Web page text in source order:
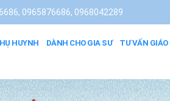
0965876686, 0968042289
HUYNH DÀNH CHO GIA SƯ TƯ VẤN GIÁO